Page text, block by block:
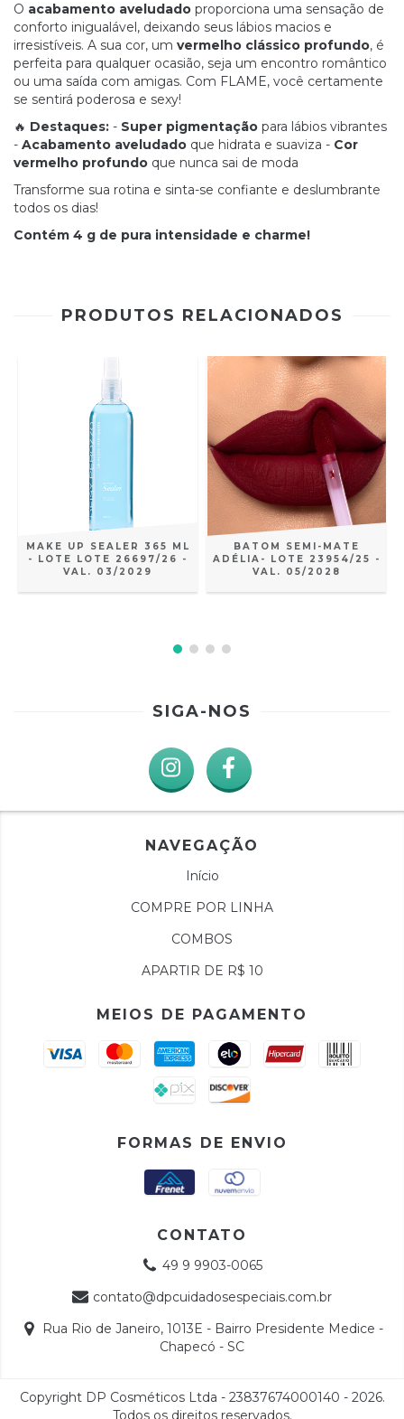
O acabamento aveludado proporciona uma sensação de
conforto inigualável, deixando seus lábios macios e
irresistíveis. A sua cor, um vermelho clássico profundo, é
perfeita para qualquer ocasião, seja um encontro romântico
ou uma saída com amigas. Com FLAME, você certamente
se sentirá poderosa e sexy!
🔥 Destaques: - Super pigmentação para lábios vibrantes
- Acabamento aveludado que hidrata e suaviza - Cor
vermelho profundo que nunca sai de moda
Transforme sua rotina e sinta-se confiante e deslumbrante
todos os dias!
Contém 4 g de pura intensidade e charme!
PRODUTOS RELACIONADOS
MAKE UP SEALER 365 ML
- LOTE LOTE 26697/26 -
VAL. 03/2029
BATOM SEMI-MATE
ADÉLIA- LOTE 23954/25 -
VAL. 05/2028
SIGA-NOS
NAVEGAÇÃO
Início
COMPRE POR LINHA
COMBOS
APARTIR DE R$ 10
MEIOS DE PAGAMENTO
FORMAS DE ENVIO
CONTATO
49 9 9903-0065
contato@dpcuidadosespeciais.com.br
Rua Rio de Janeiro, 1013E - Bairro Presidente Medice -
Chapecó - SC
Copyright DP Cosméticos Ltda - 23837674000140 - 2026.
Todos os direitos reservados.